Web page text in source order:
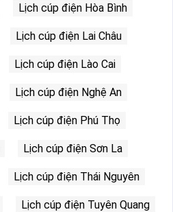
Lịch cúp điện Hòa Bình
Lịch cúp điện Lai Châu
Lịch cúp điện Lào Cai
Lịch cúp điện Nghệ An
Lịch cúp điện Phú Thọ
Lịch cúp điện Sơn La
Lịch cúp điện Thái Nguyên
Lịch cúp điện Tuyên Quang